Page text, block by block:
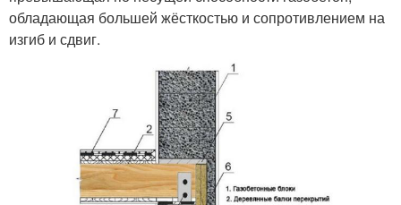
обладающая большей жёсткостью и сопротивлением на
изгиб и сдвиг.